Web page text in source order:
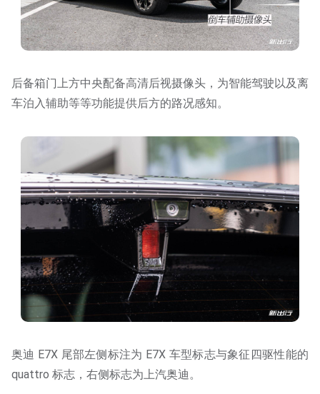
后备箱门上方中央配备高清后视摄像头，为智能驾驶以及离
车泊入辅助等等功能提供后方的路况感知。
奥迪 E7X 尾部左侧标注为 E7X 车型标志与象征四驱性能的
quattro 标志，右侧标志为上汽奥迪。